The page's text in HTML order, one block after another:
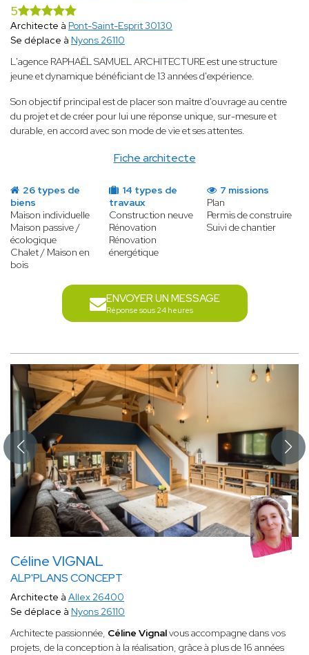
Fiche architecte
5
Architecte à Pont-Saint-Esprit 30130
Se déplace à Nyons 26110
L'agence RAPHAËL SAMUEL ARCHITECTURE est une structure
jeune et dynamique bénéficiant de 13 années d'expérience.
Son objectif principal est de placer son maître d'ouvrage au centre
du projet et de créer pour lui une réponse unique, sur-mesure et
durable, en accord avec son mode de vie et ses attentes.
26 types de
biens
Maison individuelle
Maison passive /
écologique
Chalet / Maison en
bois
14 types de
travaux
Construction neuve
Rénovation
Rénovation
énergétique
7 missions
Plan
Permis de construire
Suivi de chantier
ENVOYER UN MESSAGE
Réponse sous 24 heures
Céline VIGNAL
ALP'PLANS CONCEPT
Architecte à Allex 26400
Se déplace à Nyons 26110
Architecte passionnée, Céline Vignalvous accompagne dans vos
projets, de la conception à la réalisation, grâce à plus de 16 années